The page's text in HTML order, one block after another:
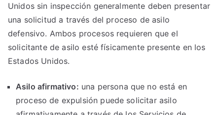
Unidos sin inspección generalmente deben presentar
una solicitud a través del proceso de asilo
defensivo. Ambos procesos requieren que el
solicitante de asilo esté físicamente presente en los
Estados Unidos.
Asilo afirmativo: una persona que no está en
proceso de expulsión puede solicitar asilo